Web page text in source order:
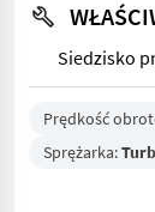
Siedzisko
Prędkość
Sprężarka: